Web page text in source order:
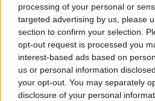
processing of your personal or
targeted advertising by us, please
section to confirm your selection.
opt-out request is processed you
interest-based ads based on
us or personal information
your opt-out. You may separately
disclosure of your personal